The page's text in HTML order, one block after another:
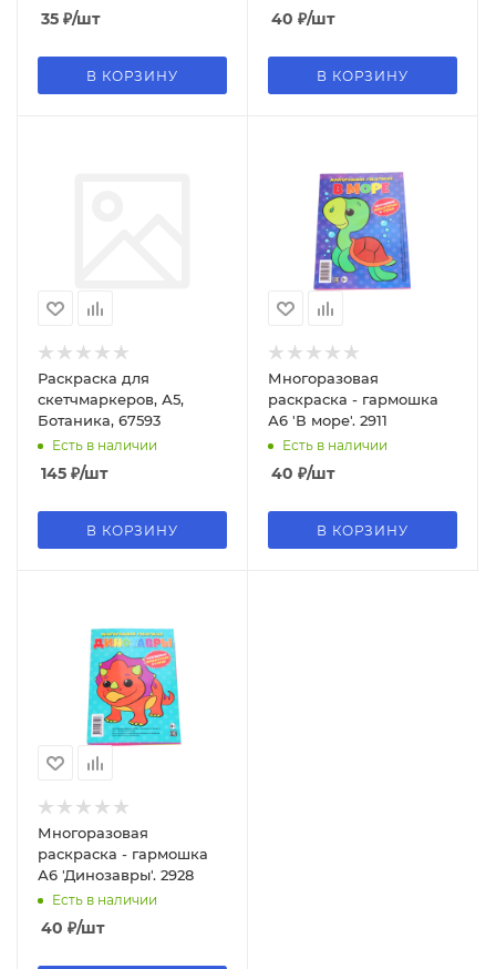
35 ₽/шт
В КОРЗИНУ
40 ₽/шт
В КОРЗИНУ
Раскраска для
скетчмаркеров, А5,
Ботаника, 67593
Есть в наличии
145 ₽/шт
В КОРЗИНУ
Многоразовая
раскраска - гармошка
А6 'В море'. 2911
Есть в наличии
40 ₽/шт
В КОРЗИНУ
Многоразовая
раскраска - гармошка
А6 'Динозавры'. 2928
Есть в наличии
40 ₽/шт